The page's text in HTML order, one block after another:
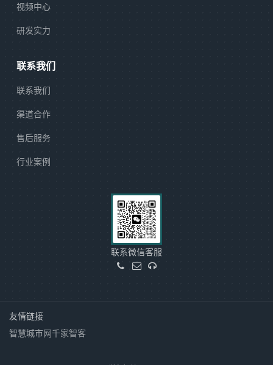
视频中心
研发实力
联系我们
联系我们
渠道合作
售后服务
行业案例
联系微信客服
友情链接
智慧城市网千家智客